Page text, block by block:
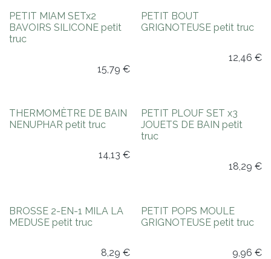
PETIT MIAM SETx2
BAVOIRS SILICONE petit
truc
15,79 €
PETIT BOUT
GRIGNOTEUSE petit truc
12,46 €
Nouveauté !
THERMOMÈTRE DE BAIN
NENUPHAR petit truc
14,13 €
Nouveauté !
PETIT PLOUF SET x3
JOUETS DE BAIN petit
truc
18,29 €
Nouveauté !
BROSSE 2-EN-1 MILA LA
MEDUSE petit truc
8,29 €
PETIT POPS MOULE
GRIGNOTEUSE petit truc
9,96 €